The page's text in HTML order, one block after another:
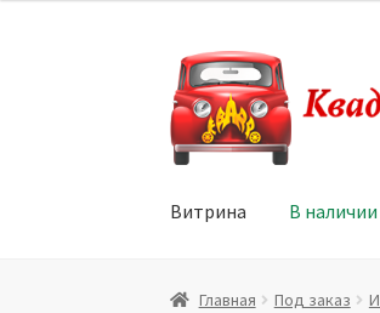
Перейти
к
навигации
Перейти
к
содержимому
Витрина В
Главная Витрина Мой
Главная Под заказ